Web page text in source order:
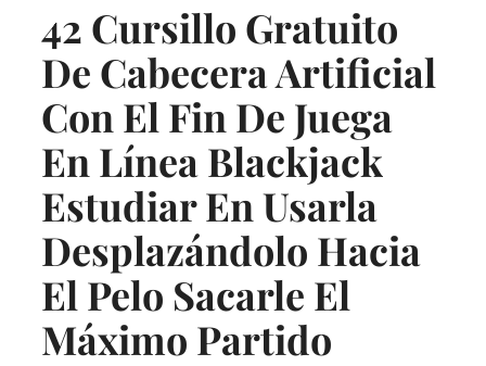
42 Cursillo Gratuito
De Cabecera Artificial
Con El Fin De Juega
En Línea Blackjack
Estudiar En Usarla
Desplazándolo Hacia
El Pelo Sacarle El
Máximo Partido